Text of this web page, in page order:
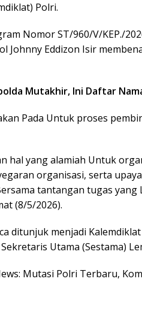
Polri.
Nomor ST/960/V/KEP./
Johnny Eddizon Isir
Mutakhir, Ini Daftar
Pada Untuk proses
hal yang alamiah Untuk
organisasi, serta
tantangan tugas yang
(8/5/2026).
ditunjuk menjadi Kalemdiklat
Utama (Sestama)
Mutasi Polri Terbaru,